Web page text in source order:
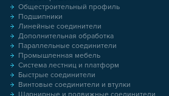
Общестроительный профиль
Подшипники
Линейные соединители
Дополнительная обработка
Параллельные соединители
Промышленная мебель
Система лестниц и платформ
Быстрые соединители
Винтовые соединители и втулки